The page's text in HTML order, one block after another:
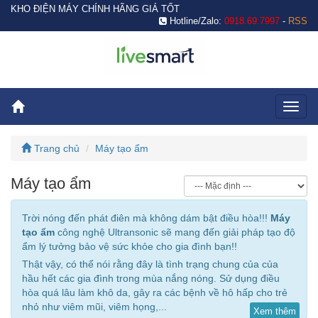
KHO ĐIỆN MÁY CHÍNH HÃNG GIÁ TỐT
Hotline/Zalo: 0918.69.7997 - RSS
Trang chủ Máy tạo ẩm
Máy tạo ẩm
Trời nóng đến phát điên mà không dám bật điều hòa!!! Máy
tạo ẩm công nghệ Ultransonic sẽ mang đến giải pháp tạo độ
ẩm lý tưởng bảo vệ sức khỏe cho gia đình bạn!!
Thật vậy, có thể nói rằng đây là tình trạng chung của của
hầu hết các gia đình trong mùa nắng nóng. Sử dụng điều
hòa quá lâu làm khô da, gây ra các bệnh về hô hấp cho trẻ
nhỏ như viêm mũi, viêm họng,...
Xem thêm